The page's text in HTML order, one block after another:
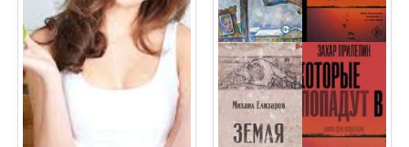
34
35
37